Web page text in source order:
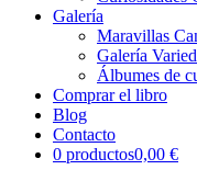
Galería
Maravillas
Galería
Álbumes de
Comprar el libro
Blog
Contacto
0 productos0,00 €